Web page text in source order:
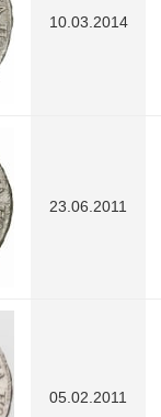
10.03.2014
23.06.2011
05.02.2011